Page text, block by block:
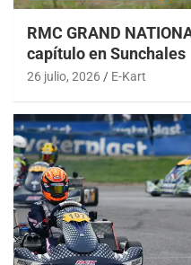
RMC GRAND
capítulo en Sunchales
26 julio, 2026 E-Kart